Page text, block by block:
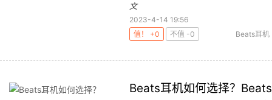
文
2023-4-14 19:56
值！ +0
不值 -0 Beats耳机
Beats耳机如何选择？